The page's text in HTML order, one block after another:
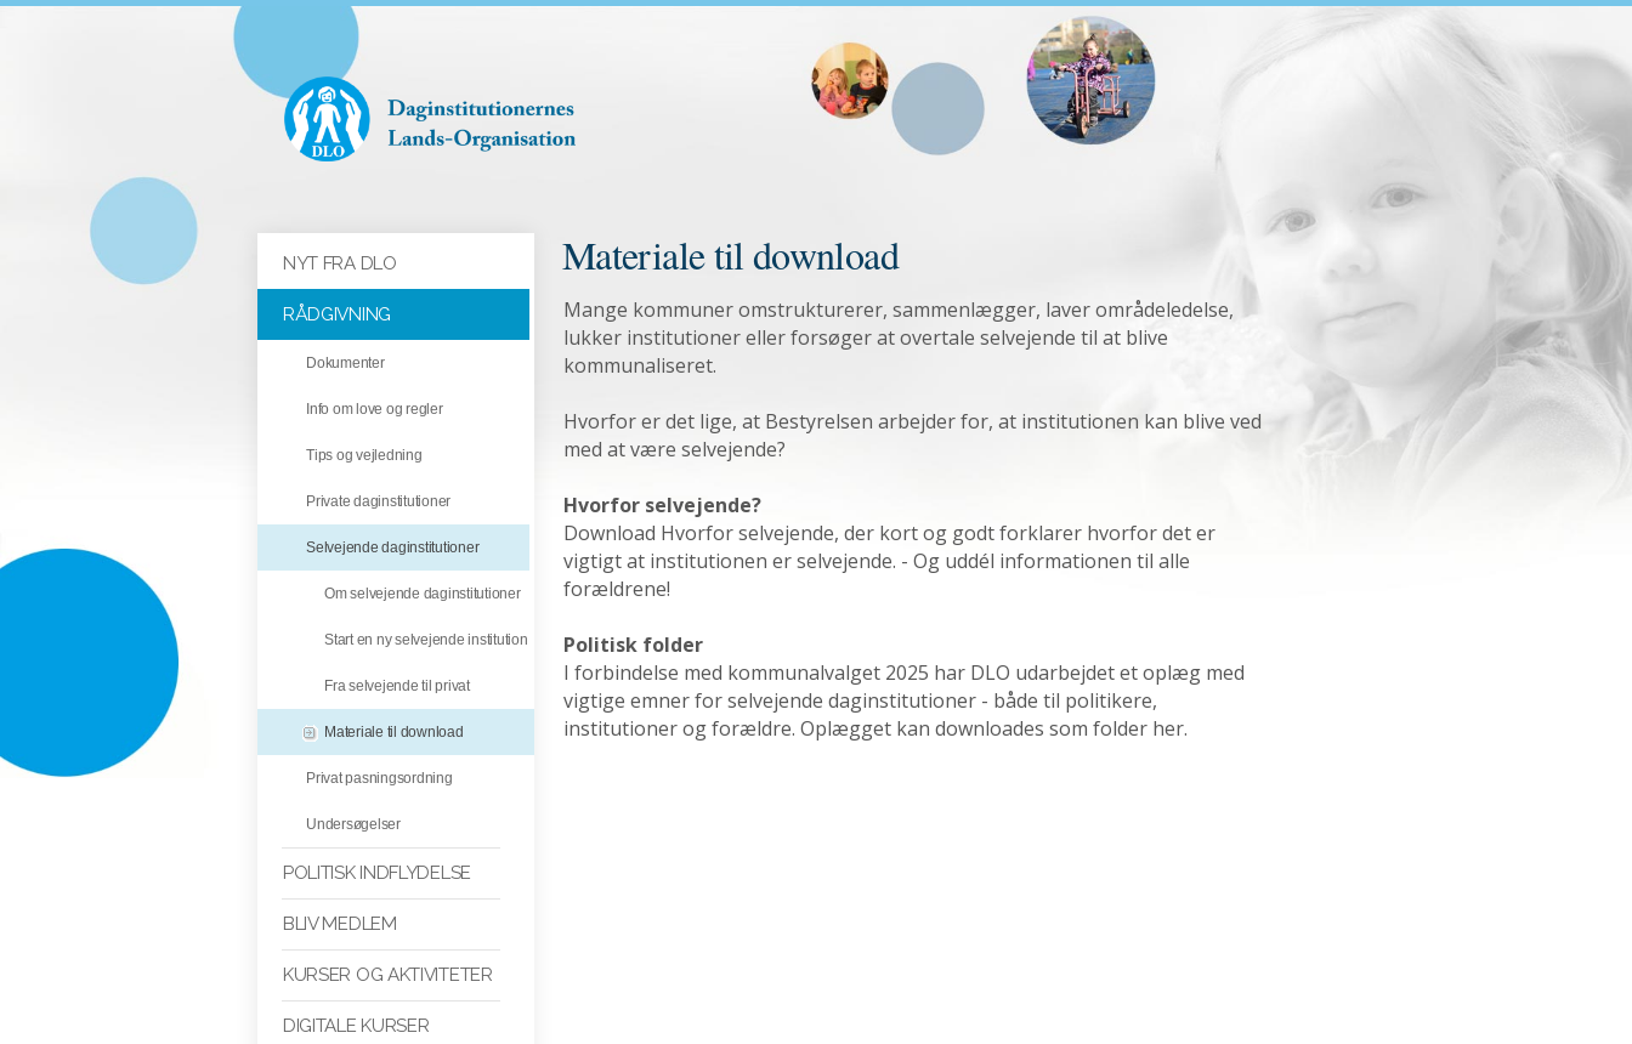
NYT FRA DLO
RÅDGIVNING
Dokumenter
Info om love og regler
Tips og vejledning
Private daginstitutioner
Selvejende daginstitutioner
Om selvejende daginstitutioner
Start en ny selvejende institution
Fra selvejende til privat
Materiale til download
Privat pasningsordning
Undersøgelser
POLITISK INDFLYDELSE
BLIV MEDLEM
KURSER OG AKTIVITETER
DIGITALE KURSER
Materiale til download
Mange kommuner omstrukturerer, sammenlægger, laver områdeledelse,
lukker institutioner eller forsøger at overtale selvejende til at blive
kommunaliseret.
Hvorfor er det lige, at Bestyrelsen arbejder for, at institutionen kan blive ved
med at være selvejende?
Hvorfor selvejende?
Download Hvorfor selvejende, der kort og godt forklarer hvorfor det er
vigtigt at institutionen er selvejende. - Og uddél informationen til alle
forældrene!
Politisk folder
I forbindelse med kommunalvalget 2025 har DLO udarbejdet et oplæg med
vigtige emner for selvejende daginstitutioner - både til politikere,
institutioner og forældre. Oplægget kan downloades som folder her.